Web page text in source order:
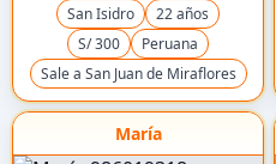
San Isidro
22 años
S/ 300
Peruana
Sale a San Juan de Miraflores
María